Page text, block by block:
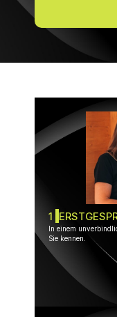
1
In einem
Sie kennen.